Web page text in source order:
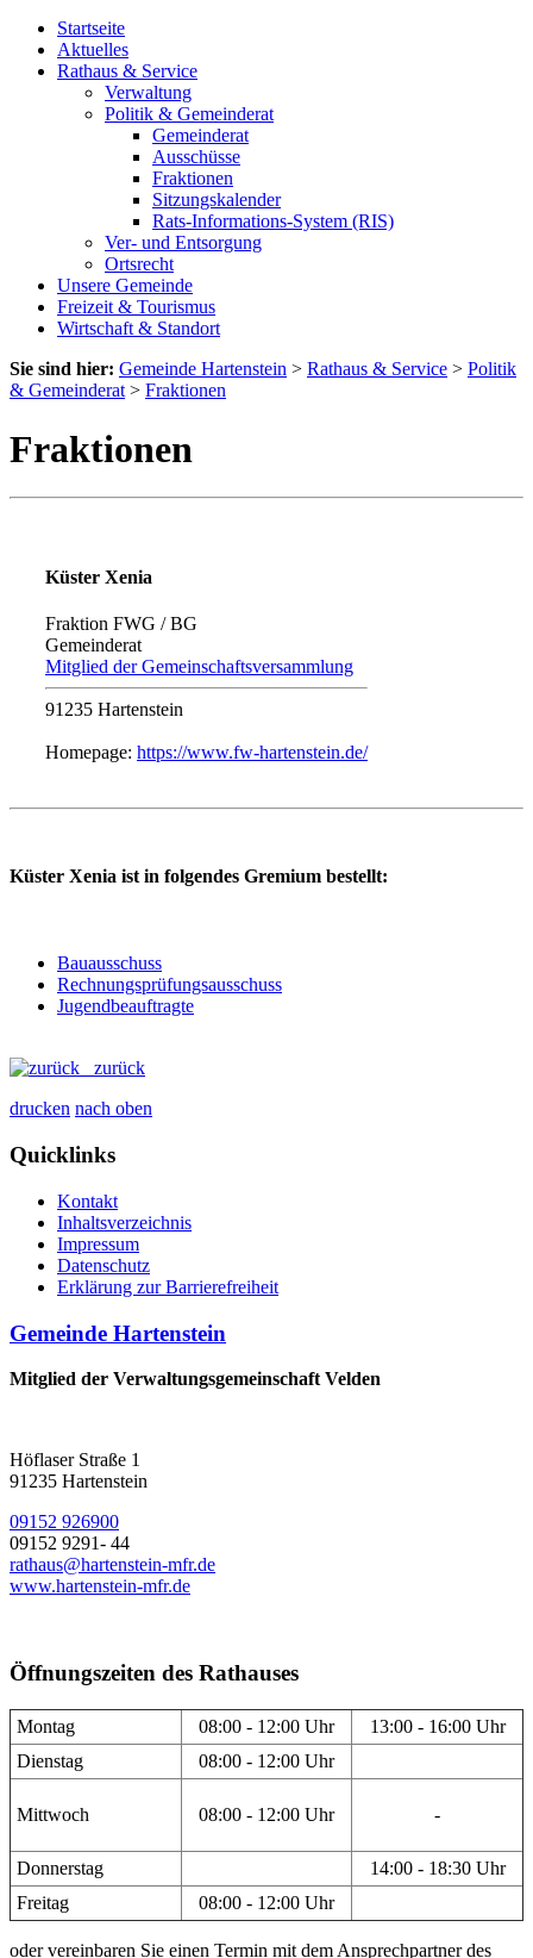
Startseite
Aktuelles
Rathaus & Service
Verwaltung
Politik & Gemeinderat
Gemeinderat
Ausschüsse
Fraktionen
Sitzungskalender
Rats-Informations-System (RIS)
Ver- und Entsorgung
Ortsrecht
Unsere Gemeinde
Freizeit & Tourismus
Wirtschaft & Standort
Sie sind hier: Gemeinde Hartenstein > Rathaus & Service > Politik
& Gemeinderat > Fraktionen
Fraktionen
Küster Xenia
Fraktion FWG / BG
Gemeinderat
Mitglied der Gemeinschaftsversammlung
91235 Hartenstein
Homepage: https://www.fw-hartenstein.de/
Küster Xenia ist in folgendes Gremium bestellt:
Bauausschuss
Rechnungsprüfungsausschuss
Jugendbeauftragte
zurück
drucken nach oben
Quicklinks
Kontakt
Inhaltsverzeichnis
Impressum
Datenschutz
Erklärung zur Barrierefreiheit
Gemeinde Hartenstein
Mitglied der Verwaltungsgemeinschaft Velden
Höflaser Straße 1
91235 Hartenstein
09152 926900
09152 9291- 44
rathaus@hartenstein-mfr.de
www.hartenstein-mfr.de
Öffnungszeiten des Rathauses
Montag 08:00 - 12:00 Uhr
13:00 - 16:00 Uhr
Dienstag
08:00 - 12:00 Uhr
Mittwoch 08:00 - 12:00 Uhr -
Donnerstag
14:00 - 18:30 Uhr
Freitag
08:00 - 12:00 Uhr
oder vereinbaren Sie einen Termin mit dem Ansprechpartner des